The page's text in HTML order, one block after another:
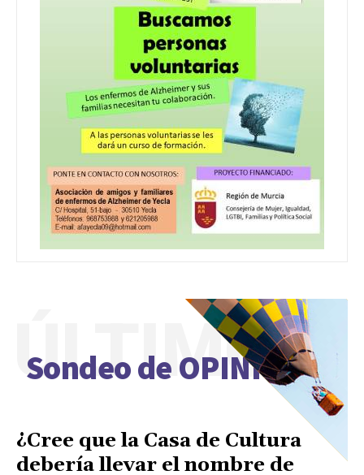
Sondeo de OPINIÓN
ÚLTIMO
¿Cree que la Casa de Cultura
debería llevar el nombre de